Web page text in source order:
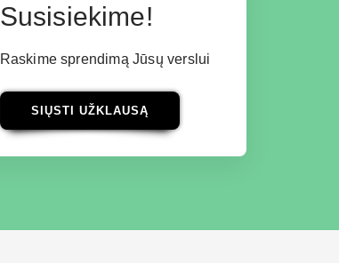
Susisiekime!
Raskime sprendimą Jūsų verslui
SIŲSTI UŽKLAUSĄ